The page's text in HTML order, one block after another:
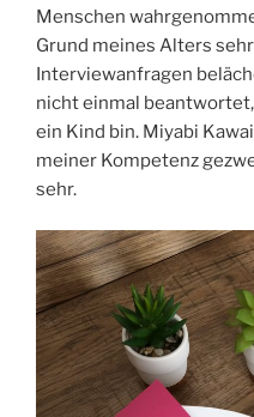
Menschen
Grund meines Alters
Interviewanfragen
nicht einmal
ein Kind bin. Miyabi
meiner Kompetenz
sehr.